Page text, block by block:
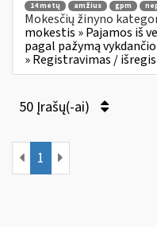
14 metų amžius gpm
Mokesčių žinyno
mokestis » Pajamos iš
pagal pažymą
» Registravimas /
50 Įrašų(-ai)
1